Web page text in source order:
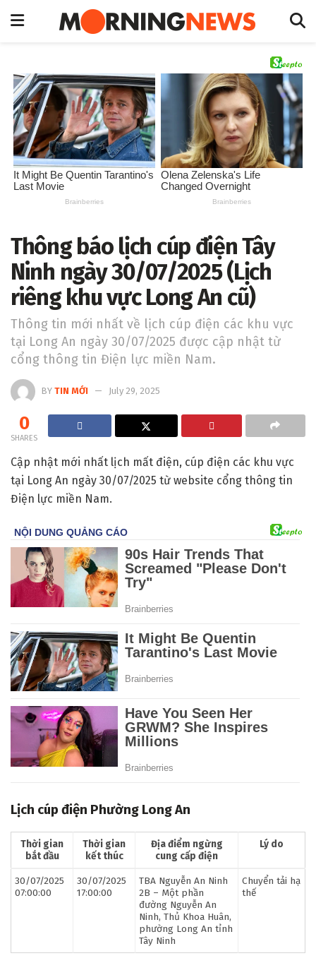
Thông báo lịch cúp điện Tây
Ninh ngày 30/07/2025 (Lịch
riêng khu vực Long An cũ)
Thông tin mới nhất về lịch cúp điện các khu vực
tại Long An ngày 30/07/2025 được cập nhật từ
cổng thông tin Điện lực miền Nam.
BY TIN MỚI July 29, 2025
0
SHARES
Cập nhật mới nhất lịch mất điện, cúp điện các khu vực
tại Long An ngày 30/07/2025 từ website cổng thông tin
Điện lực miền Nam.
Lịch cúp điện Phường Long An
Thời gian
bắt đầu
Thời gian
kết thúc
Địa điểm ngừng
cung cấp điện
Lý do
30/07/2025
07:00:00
30/07/2025
17:00:00
TBA Nguyễn An Ninh
2B – Một phần
đường Nguyễn An
Ninh, Thủ Khoa Huân,
phường Long An tỉnh
Tây Ninh
Chuyển tải hạ
thế